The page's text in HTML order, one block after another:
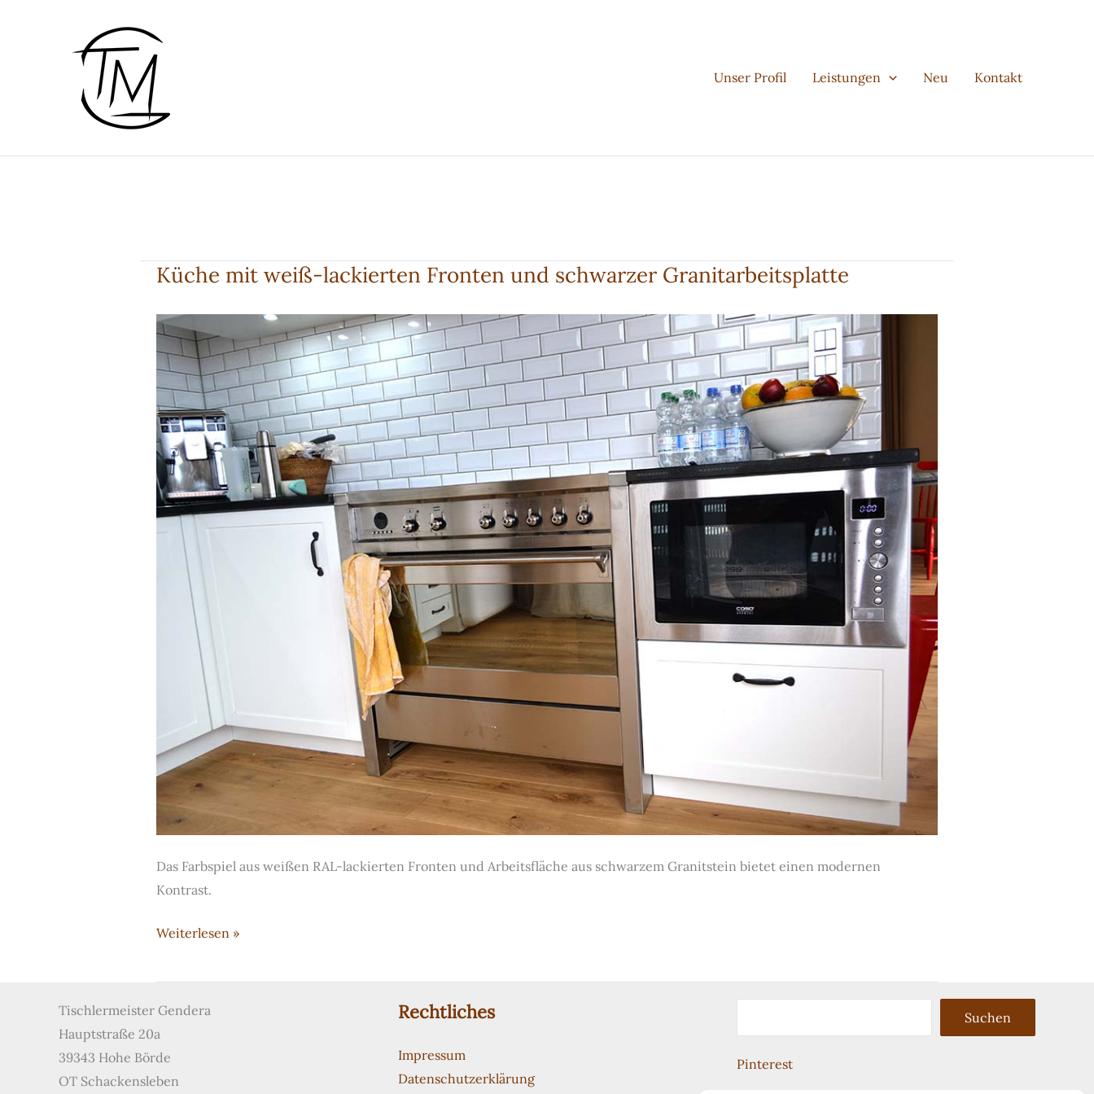
Unser Profil
Leistungen Neu Kontakt
Küche mit weiß-lackierten Fronten und schwarzer Granitarbeitsplatte
Das Farbspiel aus weißen RAL-lackierten Fronten und Arbeitsfläche aus schwarzem Granitstein bietet einen modernen
Kontrast.
Küche
weiß-
lackierten
und
schwarzer
Weiterlesen »
Tischlermeister Gendera
Hauptstraße 20a
39343 Hohe Börde
OT Schackensleben
Rechtliches
Impressum
Datenschutzerklärung
Suchen
Pinterest